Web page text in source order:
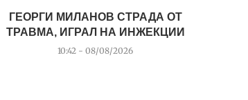
ГЕОРГИ МИЛАНОВ СТРАДА ОТ
ТРАВМА, ИГРАЛ НА ИНЖЕКЦИИ
10:42 - 08/08/2026